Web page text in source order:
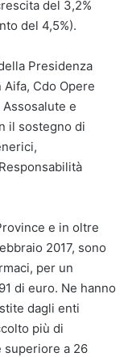
del 3,2%
del 4,5%).
Presidenza
Cdo Opere
e
il sostegno di
e in oltre
2017, sono
per un
di euro. Ne hanno
dagli enti
più di
superiore a 26